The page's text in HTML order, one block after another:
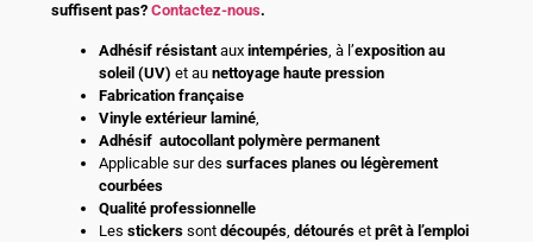
suffisent pas? Contactez-nous.
Adhésif résistantaux intempéries, à l’exposition au
soleil (UV) et au nettoyage haute pression
Fabrication française
Vinyle extérieur laminé,
Adhésif autocollant polymère permanent
Applicable sur des surfaces planes ou légèrement
courbées
Qualité professionnelle
Les stickerssont découpés, détouréset prêt à l’emploi